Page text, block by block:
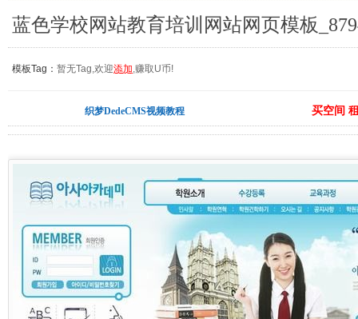
蓝色学校网站教育培训网站网页模板
模板Tag： 暂无Tag,欢迎添加,赚取U币!
织梦DedeCMS视频教程 买空间